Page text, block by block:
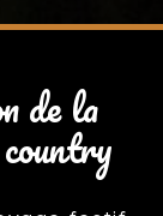
de la